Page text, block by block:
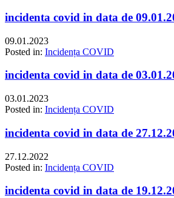
incidenta covid in data de
09.01.2023
Posted in: Incidența COVID
incidenta covid in data de
03.01.2023
Posted in: Incidența COVID
incidenta covid in data de
27.12.2022
Posted in: Incidența COVID
incidenta covid in data de